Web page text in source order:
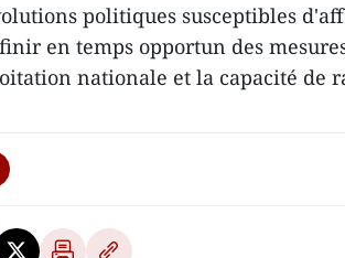
politiques susceptibles
en temps opportun des
nationale et la capacité de